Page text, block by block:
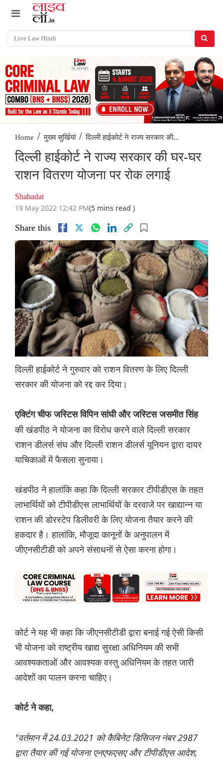
Home / मुख्य सुर्खियां / दिल्ली हाईकोर्ट ने राज्य सरकार की...
दिल्ली हाईकोर्ट ने राज्य सरकार की घर-घर
राशन वितरण योजना पर रोक लगाई
Shahadat
19 May 2022 12:42 PM(5 mins read )
Share this
दिल्ली हाईकोर्ट ने गुरुवार को राशन वितरण के लिए दिल्ली
सरकार की योजना को रद्द कर दिया।
एक्टिंग चीफ जस्टिस विपिन सांघी और जस्टिस जसमीत सिंह
की खंडपीठ ने योजना का विरोध करने वाले दिल्ली सरकार
राशन डीलर्स संघ और दिल्ली राशन डीलर्स यूनियन द्वारा दायर
याचिकाओं में फैसला सुनाया।
खंडपीठ ने हालांकि कहा कि दिल्ली सरकार टीपीडीएस के तहत
लाभार्थियों को टीपीडीएस लाभार्थियों के दरवाजे पर खाद्यान्न या
राशन की डोरस्टेप डिलीवरी के लिए योजना तैयार करने की
हकदार है। हालांकि, मौजूदा कानूनों के अनुपालन में
जीएनसीटीडी को अपने संसाधनों से ऐसा करना होगा।
कोर्ट ने यह भी कहा कि जीएनसीटीडी द्वारा बनाई गई ऐसी किसी
भी योजना को राष्ट्रीय खाद्य सुरक्षा अधिनियम की सभी
आवश्यकताओं और आवश्यक वस्तु अधिनियम के तहत जारी
आदेशों का पालन करना चाहिए।
कोर्ट ने कहा,
"वर्तमान में 24.03.2021 को कैबिनेट डिसिजन नंबर 2987
द्वारा तैयार की गई योजना एनएफएसए और टीपीडीएस आदेश,